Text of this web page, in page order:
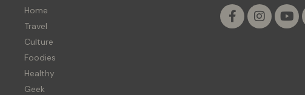
Home
Travel
Culture
Foodies
Healthy
Geek